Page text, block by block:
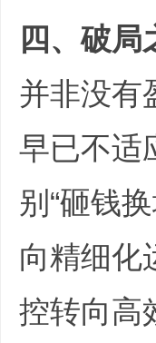
四、破
并非没有
早已不适
别“砸钱
向精细化
控转向高